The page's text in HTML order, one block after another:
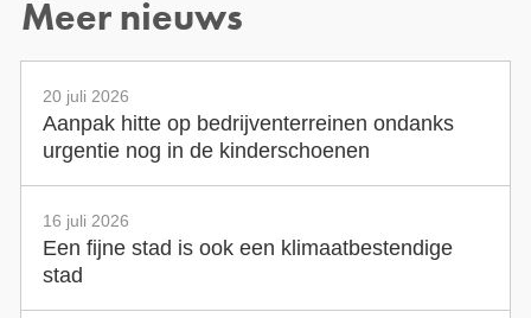
Meer nieuws
20 juli 2026
Aanpak hitte op bedrijventerreinen ondanks
urgentie nog in de kinderschoenen
16 juli 2026
Een fijne stad is ook een klimaatbestendige
stad